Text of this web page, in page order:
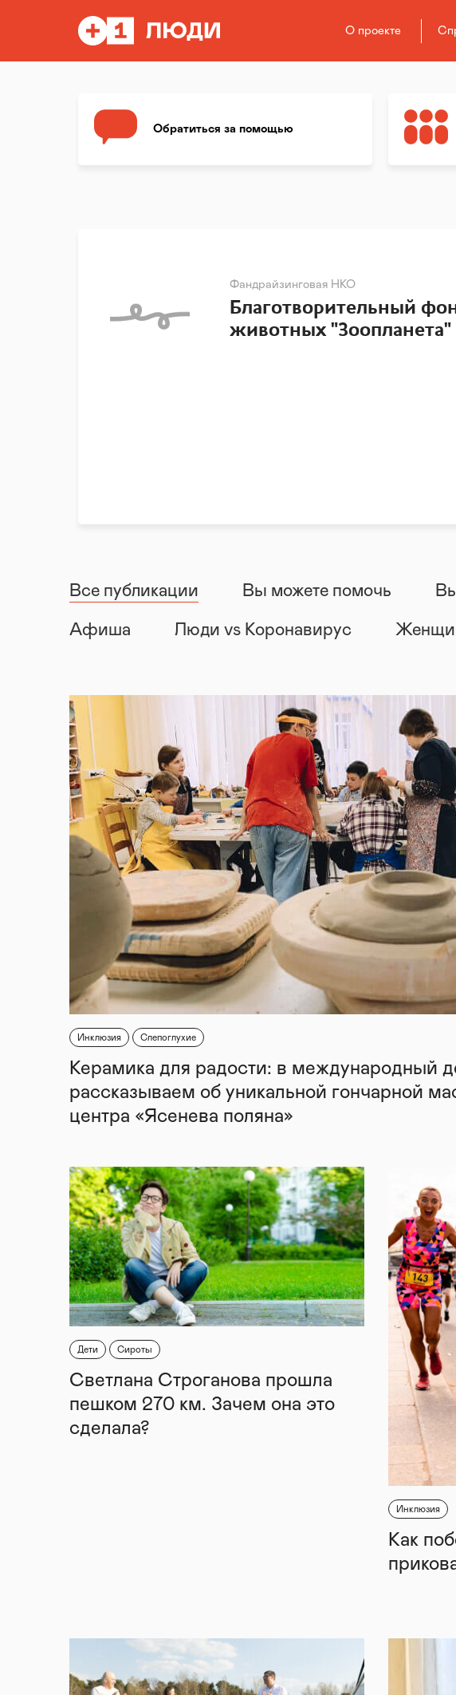
О проекте
Обратиться за помощью
Фандрайзинговая НКО
Благотворительный
животных "Зоопланета"
Все публикации Вы можете помочь
Афиша Люди vs Коронавирус
Инклюзия Слепоглухие
Керамика для радости: в международный
рассказываем об уникальной гончарной
центра «Ясенева поляна»
Дети Сироты
Светлана Строганова прошла
пешком 270 км. Зачем она это
сделала?
Инклюзия
Как